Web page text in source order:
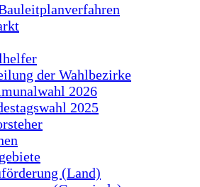
der Wahlbezirke
2026
2025
(Land)